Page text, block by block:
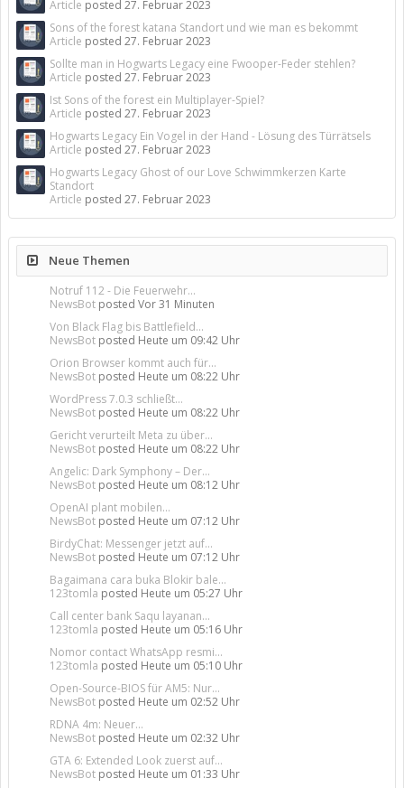
Article posted 27. Februar 2023
Sons of the forest katana Standort und wie man es bekommt
Article posted 27. Februar 2023
Sollte man in Hogwarts Legacy eine Fwooper-Feder stehlen?
Article posted 27. Februar 2023
Ist Sons of the forest ein Multiplayer-Spiel?
Article posted 27. Februar 2023
Hogwarts Legacy Ein Vogel in der Hand - Lösung des Türrätsels
Article posted 27. Februar 2023
Hogwarts Legacy Ghost of our Love Schwimmkerzen Karte
Standort
Article posted 27. Februar 2023
Neue Themen
Notruf 112 - Die Feuerwehr...
NewsBot posted Vor 31 Minuten
Von Black Flag bis Battlefield...
NewsBot posted Heute um 09:42 Uhr
Orion Browser kommt auch für...
NewsBot posted Heute um 08:22 Uhr
WordPress 7.0.3 schließt...
NewsBot posted Heute um 08:22 Uhr
Gericht verurteilt Meta zu über...
NewsBot posted Heute um 08:22 Uhr
Angelic: Dark Symphony – Der...
NewsBot posted Heute um 08:12 Uhr
OpenAI plant mobilen...
NewsBot posted Heute um 07:12 Uhr
BirdyChat: Messenger jetzt auf...
NewsBot posted Heute um 07:12 Uhr
Bagaimana cara buka Blokir bale...
123tomla posted Heute um 05:27 Uhr
Call center bank Saqu layanan...
123tomla posted Heute um 05:16 Uhr
Nomor contact WhatsApp resmi...
123tomla posted Heute um 05:10 Uhr
Open-Source-BIOS für AM5: Nur...
NewsBot posted Heute um 02:52 Uhr
RDNA 4m: Neuer...
NewsBot posted Heute um 02:32 Uhr
GTA 6: Extended Look zuerst auf...
NewsBot posted Heute um 01:33 Uhr